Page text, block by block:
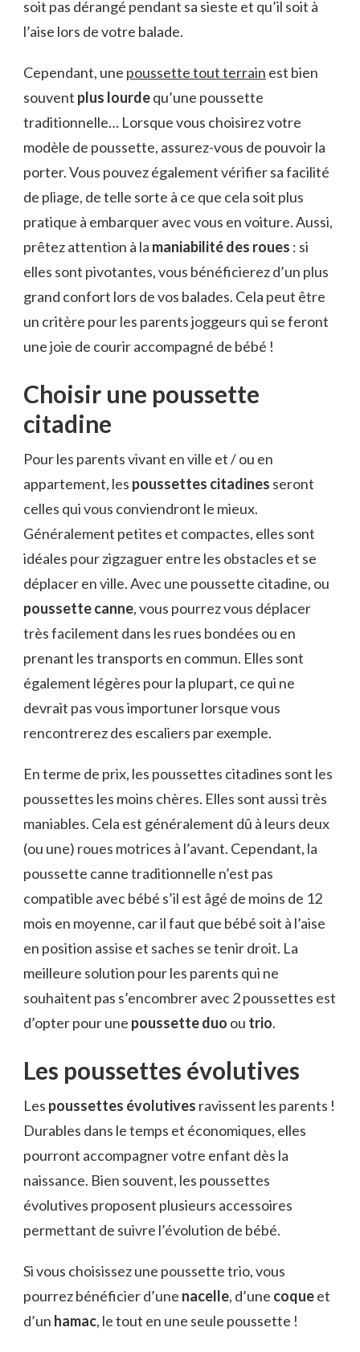
soit pas dérangé pendant sa sieste et qu’il soit à
l’aise lors de votre balade.
Cependant, une poussette tout terrain est bien
souvent plus lourdequ’une poussette
traditionnelle… Lorsque vous choisirez votre
modèle de poussette, assurez-vous de pouvoir la
porter. Vous pouvez également vérifier sa facilité
de pliage, de telle sorte à ce que cela soit plus
pratique à embarquer avec vous en voiture. Aussi,
prêtez attention à la maniabilité des roues : si
elles sont pivotantes, vous bénéficierez d’un plus
grand confort lors de vos balades. Cela peut être
un critère pour les parents joggeurs qui se feront
une joie de courir accompagné de bébé !
Choisir une poussette
citadine
Pour les parents vivant en ville et / ou en
appartement, les poussettes citadines seront
celles qui vous conviendront le mieux.
Généralement petites et compactes, elles sont
idéales pour zigzaguer entre les obstacles et se
déplacer en ville. Avec une poussette citadine, ou
poussette canne, vous pourrez vous déplacer
très facilement dans les rues bondées ou en
prenant les transports en commun. Elles sont
également légères pour la plupart, ce qui ne
devrait pas vous importuner lorsque vous
rencontrerez des escaliers par exemple.
En terme de prix, les poussettes citadines sont les
poussettes les moins chères. Elles sont aussi très
maniables. Cela est généralement dû à leurs deux
(ou une) roues motrices à l’avant. Cependant, la
poussette canne traditionnelle n’est pas
compatible avec bébé s’il est âgé de moins de 12
mois en moyenne, car il faut que bébé soit à l’aise
en position assise et saches se tenir droit. La
meilleure solution pour les parents qui ne
souhaitent pas s’encombrer avec 2 poussettes est
d’opter pour une poussette duo ou trio.
Les poussettes évolutives
Les poussettes évolutives ravissent les parents !
Durables dans le temps et économiques, elles
pourront accompagner votre enfant dès la
naissance. Bien souvent, les poussettes
évolutives proposent plusieurs accessoires
permettant de suivre l’évolution de bébé.
Si vous choisissez une poussette trio, vous
pourrez bénéficier d’une nacelle, d’une coqueet
d’un hamac, le tout en une seule poussette !